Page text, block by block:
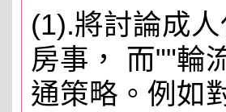
(1).將討論成
房事， 而""輪
通策略。例如